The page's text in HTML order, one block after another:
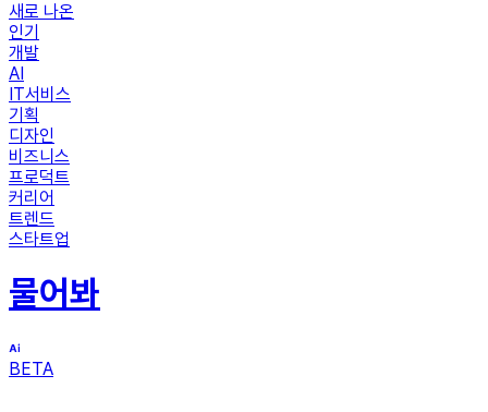
새로 나온
인기
개발
AI
IT서비스
기획
디자인
비즈니스
프로덕트
커리어
트렌드
스타트업
물어봐
BETA